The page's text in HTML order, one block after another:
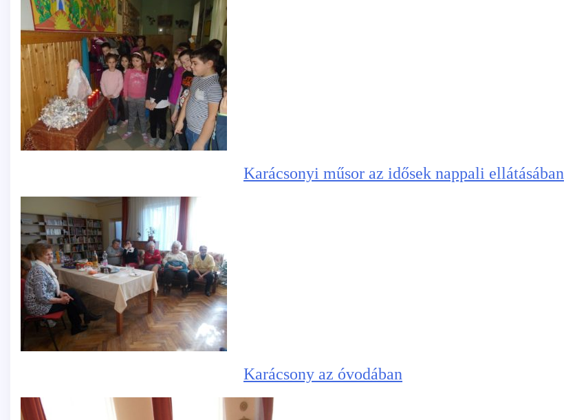
Karácsonyi műsor az idősek nappali ellátásában
Karácsony az óvodában